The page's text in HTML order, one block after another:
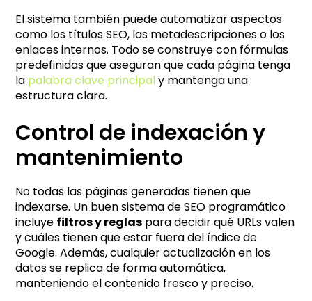
El sistema también puede automatizar aspectos
como los títulos SEO, las metadescripciones o los
enlaces internos. Todo se construye con fórmulas
predefinidas que aseguran que cada página tenga
la palabra clave principaly mantenga una
estructura clara.
Control de indexación y
mantenimiento
No todas las páginas generadas tienen que
indexarse. Un buen sistema de SEO programático
incluye filtros y reglas para decidir qué URLs valen
y cuáles tienen que estar fuera del índice de
Google. Además, cualquier actualización en los
datos se replica de forma automática,
manteniendo el contenido fresco y preciso.